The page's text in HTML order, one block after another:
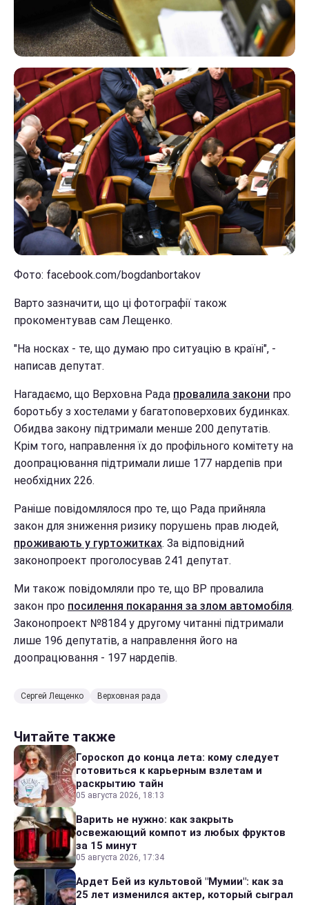
Фото: facebook.com/bogdanbortakov
Варто зазначити, що ці фотографії також
прокоментував сам Лещенко.
"На носках - те, що думаю про ситуацію в країні", -
написав депутат.
Нагадаємо, що Верховна Рада провалила закони про
боротьбу з хостелами у багатоповерхових будинках.
Обидва закону підтримали менше 200 депутатів.
Крім того, направлення їх до профільного комітету на
доопрацювання підтримали лише 177 нардепів при
необхідних 226.
Раніше повідомлялося про те, що Рада прийняла
закон для зниження ризику порушень прав людей,
проживають у гуртожитках. За відповідний
законопроект проголосував 241 депутат.
Ми також повідомляли про те, що ВР провалила
закон про посилення покарання за злом автомобіля.
Законопроект №8184 у другому читанні підтримали
лише 196 депутатів, а направлення його на
доопрацювання - 197 нардепів.
Сергей Лещенко Верховная рада
Читайте также
Гороскоп до конца лета: кому следует
готовиться к карьерным взлетам и
раскрытию тайн
05 августа 2026, 18:13
Варить не нужно: как закрыть
освежающий компот из любых фруктов
за 15 минут
05 августа 2026, 17:34
Ардет Бей из культовой "Мумии": как за
25 лет изменился актер, который сыграл